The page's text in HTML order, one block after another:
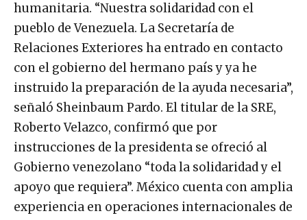
humanitaria. “Nuestra solidaridad con el
pueblo de Venezuela. La Secretaría de
Relaciones Exteriores ha entrado en contacto
con el gobierno del hermano país y ya he
instruido la preparación de la ayuda necesaria”,
señaló Sheinbaum Pardo. El titular de la SRE,
Roberto Velazco, confirmó que por
instrucciones de la presidenta se ofreció al
Gobierno venezolano “toda la solidaridad y el
apoyo que requiera”. México cuenta con amplia
experiencia en operaciones internacionales de